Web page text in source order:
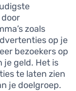
zoals
op je
bezoekers op
je geld. Het is
te laten zien
je doelgroep.